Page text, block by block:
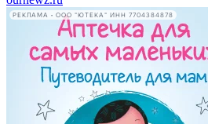
РЕКЛАМА • ООО "ЮТЕКА" ИНН 7704384878